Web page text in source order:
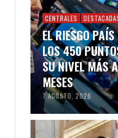
CENTRALES
EL RIESGO
LOS 450
SU NIVEL MÁS
MESES
7 AGOSTO, 2026